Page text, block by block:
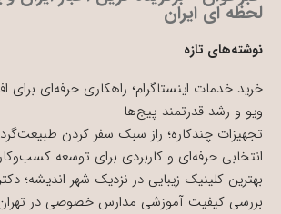
لحظه ای ایران
نوشته‌های تازه
خرید خدمات اینستاگرام؛ راهکاری حرفه‌ای برای
ویو و رشد قدرتمند پیج‌ها
تجهیزات چندکاره؛ راز سبک سفر کردن
انتخابی حرفه‌ای و کاربردی برای توسعه
بهترین کلینیک زیبایی در نزدیک شهر اندیشه؛
بررسی کیفیت آموزشی مدارس خصوصی در